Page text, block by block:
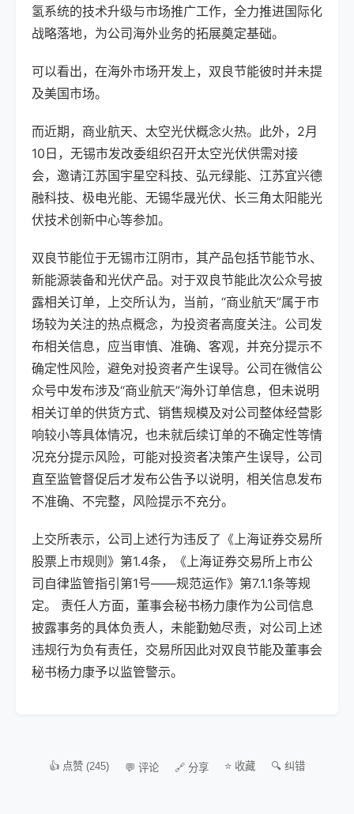
氢系统的技术升级与市场推广工作，全力推进国际化
战略落地，为公司海外业务的拓展奠定基础。
可以看出，在海外市场开发上，双良节能彼时并未提
及美国市场。
而近期，商业航天、太空光伏概念火热。此外，2月
10日，无锡市发改委组织召开太空光伏供需对接
会，邀请江苏国宇星空科技、弘元绿能、江苏宜兴德
融科技、极电光能、无锡华晟光伏、长三角太阳能光
伏技术创新中心等参加。
双良节能位于无锡市江阴市，其产品包括节能节水、
新能源装备和光伏产品。对于双良节能此次公众号披
露相关订单，上交所认为，当前，“商业航天”属于市
场较为关注的热点概念，为投资者高度关注。公司发
布相关信息，应当审慎、准确、客观，并充分提示不
确定性风险，避免对投资者产生误导。公司在微信公
众号中发布涉及“商业航天”海外订单信息，但未说明
相关订单的供货方式、销售规模及对公司整体经营影
响较小等具体情况，也未就后续订单的不确定性等情
况充分提示风险，可能对投资者决策产生误导，公司
直至监管督促后才发布公告予以说明，相关信息发布
不准确、不完整，风险提示不充分。
上交所表示，公司上述行为违反了《上海证券交易所
股票上市规则》第1.4条，《上海证券交易所上市公
司自律监管指引第1号——规范运作》第7.1.1条等规
定。 责任人方面，董事会秘书杨力康作为公司信息
披露事务的具体负责人，未能勤勉尽责，对公司上述
违规行为负有责任，交易所因此对双良节能及董事会
秘书杨力康予以监管警示。
👍 点赞 (245) 💬 评论 🔗 分享 ⭐ 收藏 🔍 纠错